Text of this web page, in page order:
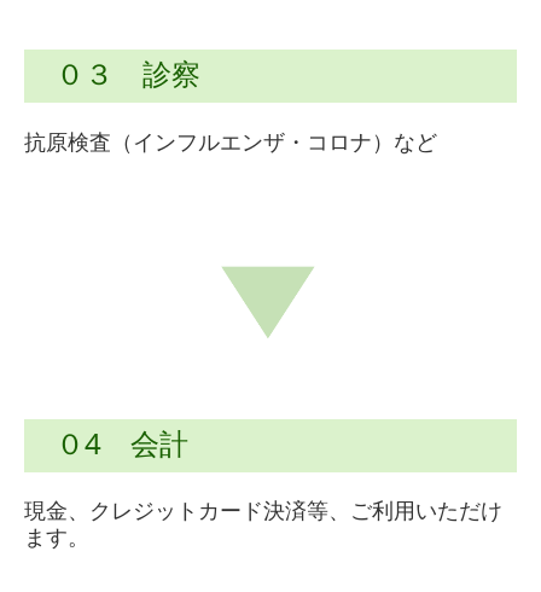
０３ 診察
抗原検査（インフルエンザ・コロナ）など
０4 会計
現金、クレジットカード決済等、ご利用いただけ
ます。